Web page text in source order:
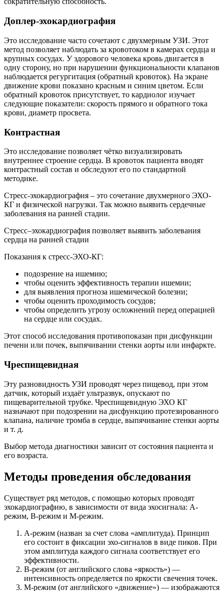
Доплер-эхокардиография
Это исследование часто сочетают с двухмерным УЗИ. Этот
метод позволяет наблюдать за кровотоком в камерах сердца и
крупных сосудах. У здорового человека кровь двигается в
одну сторону, но при нарушении функциональности клапанов
наблюдается регургитация (обратный кровоток). На экране
движение крови показано красным и синим цветом. Если
обратный кровоток присутствует, то кардиолог изучает
следующие показатели: скорость прямого и обратного тока
крови, диаметр просвета.
Контрастная
Это исследование позволяет чётко визуализировать
внутреннее строение сердца. В кровоток пациента вводят
контрастный состав и обследуют его по стандартной
методике.
Стресс-эхокардиография – это сочетание двухмерного ЭХО-
КГ и физической нагрузки. Так можно выявить сердечные
заболевания на ранней стадии.
Стресс–эхокардиография позволяет выявить заболевания
сердца на ранней стадии
Показания к стресс-ЭХО-КГ:
подозрение на ишемию;
чтобы оценить эффективность терапии ишемии;
для выявления прогноза ишемической болезни;
чтобы оценить проходимость сосудов;
чтобы определить угрозу осложнений перед операцией
на сердце или сосудах.
Этот способ исследования противопоказан при дисфункции
печени или почек, выпячивании стенки аорты или инфаркте.
Чреспищевидная
Эту разновидность УЗИ проводят через пищевод, при этом
датчик, который издаёт ультразвук, опускают по
пищеварительной трубке. Чреспищевидную ЭХО КГ
назначают при подозрении на дисфункцию протезированного
клапана, наличие тромба в сердце, выпячивание стенки аорты
и т. д.
Выбор метода диагностики зависит от состояния пациента и
его возраста.
Методы проведения обследования
Существует ряд методов, с помощью которых проводят
эхокардиографию, в зависимости от вида эхосигнала: А-
режим, В-режим и М-режим.
А-режим (назван за счет слова «амплитуда). Принцип
его состоит в фиксации эхо-сигналов в виде пиков. При
этом амплитуда каждого сигнала соответствует его
эффективности.
В-режим (от английского слова «яркость») —
интенсивность определяется по яркости свечения точек.
М-режим (от английского «движение») — изображаются